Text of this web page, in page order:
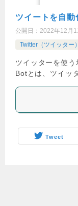
ツイートを自動
公開日： 2022年12月
Twitter（ツイッター）
ツイッターを使う
Botとは、ツイッ
Tweet